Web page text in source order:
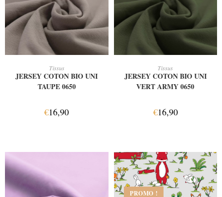
Tissus
JERSEY COTON BIO UNI
TAUPE 0650
€16,90
Tissus
JERSEY COTON BIO UNI
VERT ARMY 0650
€16,90
PROMO !